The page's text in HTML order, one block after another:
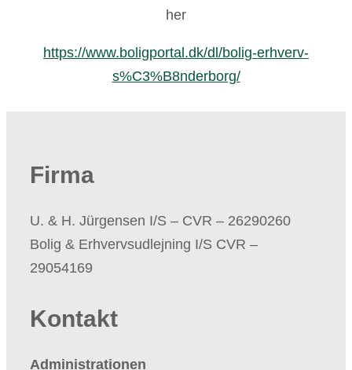
her
https://www.boligportal.dk/dl/bolig-erhverv-
s%C3%B8nderborg/
Firma
​U. & H. Jürgensen I/S – CVR – 26290260
Bolig & Erhvervsudlejning I/S CVR –
29054169
Kontakt
Administrationen